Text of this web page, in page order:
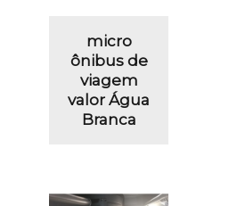
micro
ônibus de
viagem
valor Água
Branca